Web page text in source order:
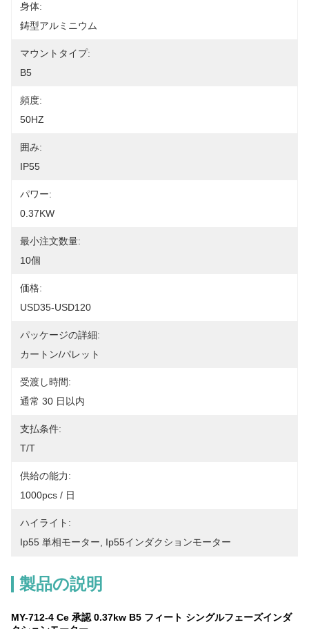
身体:
鋳型アルミニウム
マウントタイプ:
B5
頻度:
50HZ
囲み:
IP55
パワー:
0.37KW
最小注文数量:
10個
価格:
USD35-USD120
パッケージの詳細:
カートン/パレット
受渡し時間:
通常 30 日以内
支払条件:
T/T
供給の能力:
1000pcs / 日
ハイライト:
Ip55 単相モーター
Ip55インダクションモーター
製品の説明
MY-712-4 Ce 承認 0.37kw B5 フィート シングルフェーズインダ